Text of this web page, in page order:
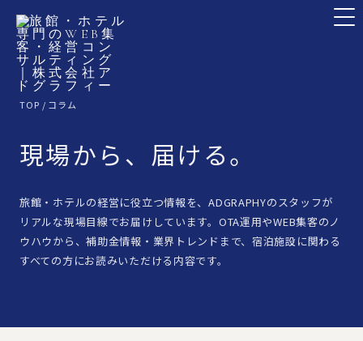
TOP / コラム
現場から、届ける。
旅館・ホテルの経営に役立つ情報を、ADGRAPHYのスタッフが
リアルな現場目線でお届けしています。OTA運用やWEB集客のノ
ウハウから、補助金情報・業界トレンドまで、宿泊施設に関わる
すべての方にお読みいただける内容です。